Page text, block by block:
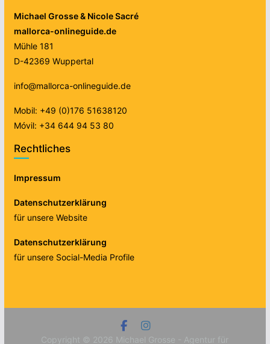
Michael Grosse & Nicole Sacré
mallorca-onlineguide.de
Mühle 181
D-42369 Wuppertal
info@mallorca-onlineguide.de
Mobil: +49 (0)176 51638120
Móvil: +34 644 94 53 80
Rechtliches
Impressum
Datenschutzerklärung
für unsere Website
Datenschutzerklärung
für unsere Social-Media Profile
Copyright © 2026 Michael Grosse - Agentur für